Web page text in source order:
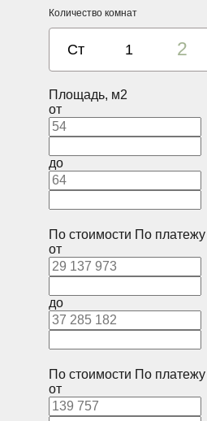
Количество комнат
Ст 1 2
Площадь, м2
от
до
По стоимости По
от
до
По стоимости По
от